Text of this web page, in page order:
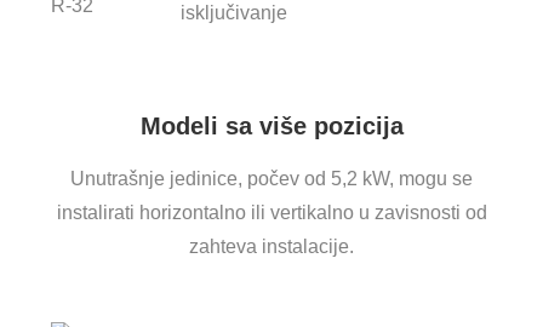
R-32
isključivanje
Modeli sa više pozicija
Unutrašnje jedinice, počev od 5,2 kW, mogu se
instalirati horizontalno ili vertikalno u zavisnosti od
zahteva instalacije.